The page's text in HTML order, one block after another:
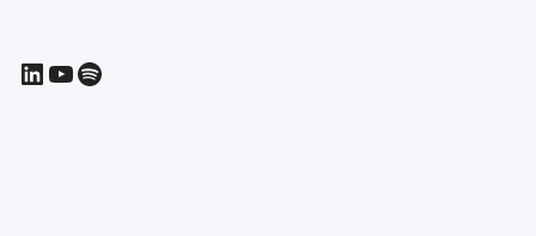
LinkedIn
YouTube
Spotify